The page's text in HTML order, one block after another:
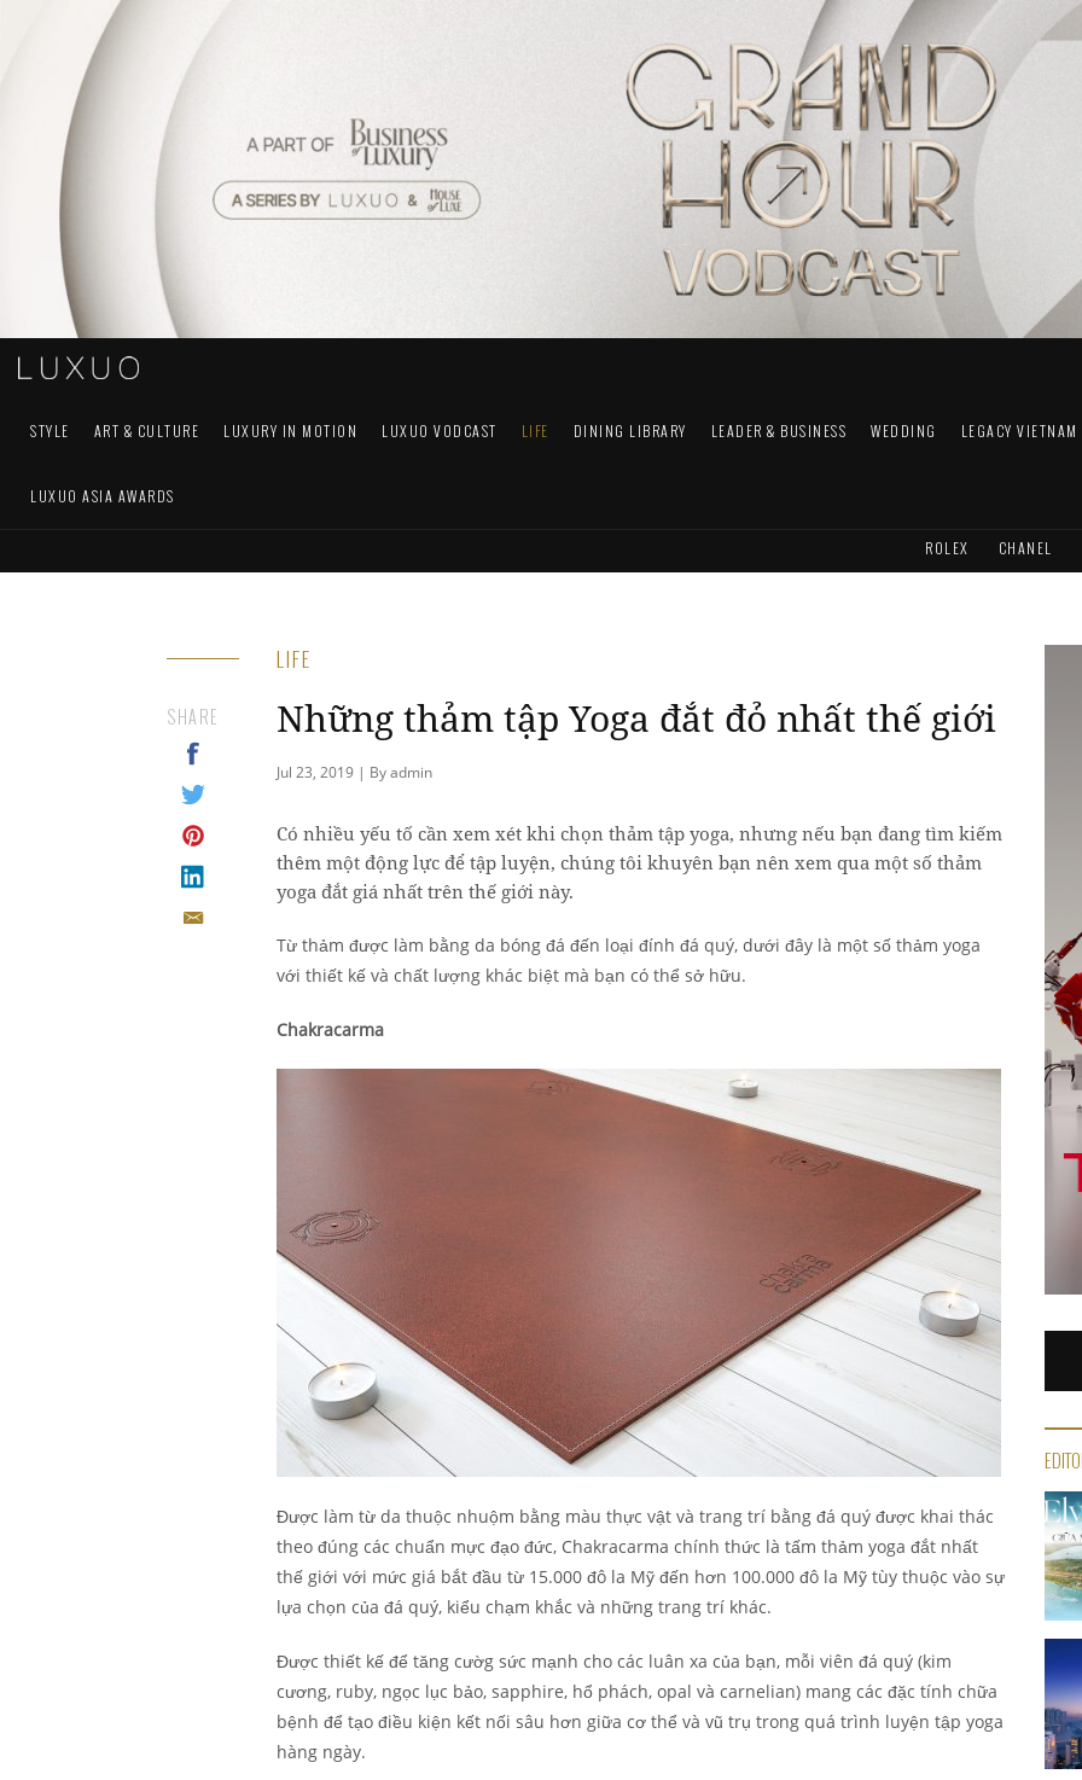
STYLE ART & CULTURE LUXURY IN MOTION LUXUO VODCAST LIFE DINING LIBRARY LEADER & BUSINESS WEDDING LEGACY VIETNAM
LUXUO ASIA AWARDS
ROLEX CHANEL
LIFE
Những thảm tập Yoga đắt đỏ nhất thế giới
Jul 23, 2019 | By admin
SHARE
Có nhiều yếu tố cần xem xét khi chọn thảm tập yoga, nhưng nếu bạn đang tìm kiếm
thêm một động lực để tập luyện, chúng tôi khuyên bạn nên xem qua một số thảm
yoga đắt giá nhất trên thế giới này.
Từ thảm được làm bằng da bóng đá đến loại đính đá quý, dưới đây là một số thảm yoga
với thiết kế và chất lượng khác biệt mà bạn có thể sở hữu.
Chakracarma
Được làm từ da thuộc nhuộm bằng màu thực vật và trang trí bằng đá quý được khai thác
theo đúng các chuẩn mực đạo đức, Chakracarma chính thức là tấm thảm yoga đắt nhất
thế giới với mức giá bắt đầu từ 15.000 đô la Mỹ đến hơn 100.000 đô la Mỹ tùy thuộc vào sự
lựa chọn của đá quý, kiểu chạm khắc và những trang trí khác.
Được thiết kế để tăng cườg sức mạnh cho các luân xa của bạn, mỗi viên đá quý (kim
cương, ruby, ngọc lục bảo, sapphire, hổ phách, opal và carnelian) mang các đặc tính chữa
bệnh để tạo điều kiện kết nối sâu hơn giữa cơ thể và vũ trụ trong quá trình luyện tập yoga
hàng ngày.